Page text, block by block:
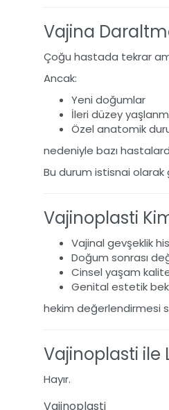
Vajina
Çoğu hastada tekrar
Ancak:
Yeni doğumlar
İleri düzey
Özel anatomik
nedeniyle bazı
Bu durum istisnai
Vajinoplasti
Vajinal gevşeklik
Doğum sonrası
Cinsel yaşam
Genital estetik
hekim değerlendirmesi
Vajinoplasti ile
Hayır.
Vajinoplasti